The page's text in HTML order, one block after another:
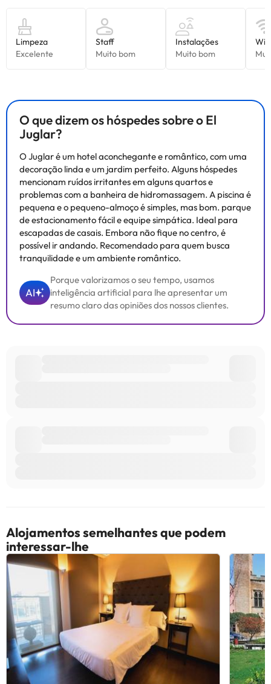
O que dizem os hóspedes sobre o El
Juglar?
O Juglar é um hotel aconchegante e romântico, com uma
decoração linda e um jardim perfeito. Alguns hóspedes
mencionam ruídos irritantes em alguns quartos e
problemas com a banheira de hidromassagem. A piscina é
pequena e o pequeno-almoço é simples, mas bom. parque
de estacionamento fácil e equipe simpática. Ideal para
escapadas de casais. Embora não fique no centro, é
possível ir andando. Recomendado para quem busca
tranquilidade e um ambiente romântico.
AI
Porque valorizamos o seu tempo, usamos
inteligência artificial para lhe apresentar um
resumo claro das opiniões dos nossos clientes.
Alojamentos semelhantes que podem
interessar-lhe